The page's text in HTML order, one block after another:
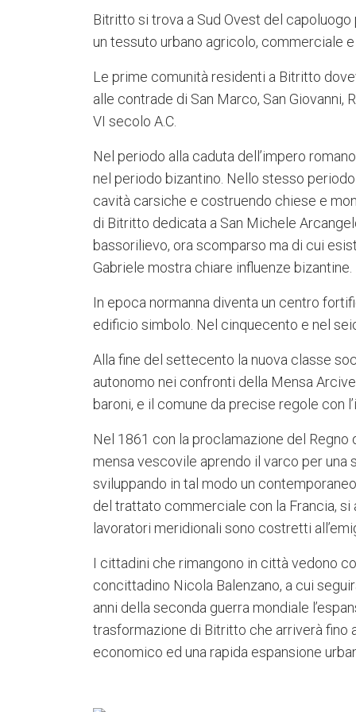
Bitritto si trova a Sud Ovest del
un tessuto urbano agricolo, commerciale
Le prime comunità residenti a Bitritto
alle contrade di San Marco, San Giovanni,
VI secolo A.C.
Nel periodo alla caduta dell’impero
nel periodo bizantino. Nello stesso
cavità carsiche e costruendo chiese e
di Bitritto dedicata a San Michele
bassorilievo, ora scomparso ma di cui
Gabriele mostra chiare influenze bizantine.
In epoca normanna diventa un centro
edificio simbolo. Nel cinquecento e nel
Alla fine del settecento la nuova classe
autonomo nei confronti della Mensa
baroni, e il comune da precise regole con
Nel 1861 con la proclamazione del
mensa vescovile aprendo il varco per una
sviluppando in tal modo un
del trattato commerciale con la Francia,
lavoratori meridionali sono costretti
I cittadini che rimangono in città vedono
concittadino Nicola Balenzano, a cui
anni della seconda guerra mondiale
trasformazione di Bitritto che arriverà fino
economico ed una rapida espansione